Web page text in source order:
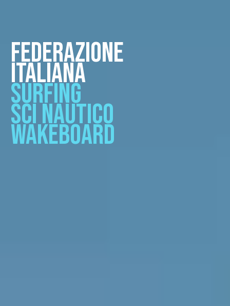
FEDERAZIONE
ITALIANA
SURFING
SCI NAUTICO
WAKEBOARD